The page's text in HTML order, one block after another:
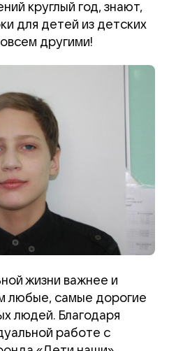
круглый год, знают,
для детей из детских
другими!
жизни важнее и
любые, самые дорогие
людей. Благодаря
работе с